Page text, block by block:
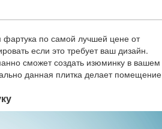
фартука по самой лучшей цене от
если это требует ваш дизайн.
сможет создать изюминку в вашем
данная плитка делает помещение